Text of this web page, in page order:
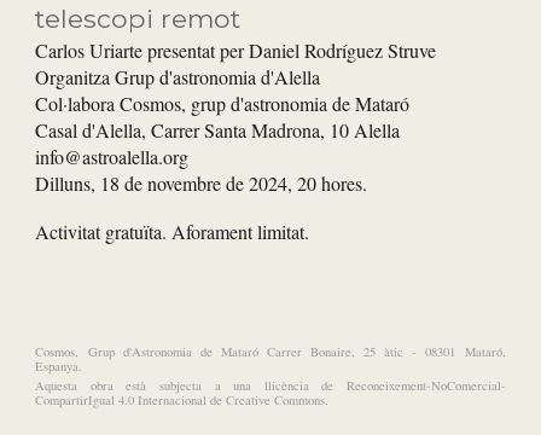
telescopi remot
Carlos Uriarte presentat per Daniel Rodríguez Struve
OrganitzaGrup d'astronomia d'Alella
Col·labora Cosmos, grup d'astronomia de Mataró
Casal d'Alella, Carrer Santa Madrona, 10 Alella
info@astroalella.org
Dilluns, 18 de novembre de 2024,20hores.
Activitat gratuïta. Aforament limitat.
Cosmos, Grup d'Astronomia de Mataró Carrer Bonaire, 25 àtic - 08301 Mataró,
Espanya.
Aquesta obra està subjecta a una llicència de Reconeixement-NoComercial-
CompartirIgual 4.0 Internacional de Creative Commons.